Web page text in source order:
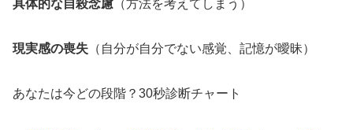
具体的な自殺念慮 （方法を考えてしまう）
現実感の喪失 （自分が自分でない感覚、記憶が曖昧）
あなたは今どの段階？30秒診断チャート